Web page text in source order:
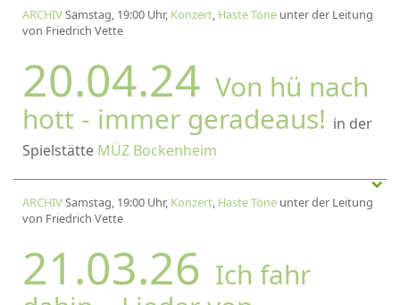
ARCHIVSamstag, 19:00 Uhr, Konzert, Haste Töne unter der Leitung
von Friedrich Vette
20.04.24 Von hü nach
hott - immer geradeaus! in der
Spielstätte MÜZ Bockenheim
ARCHIVSamstag, 19:00 Uhr, Konzert, Haste Töne unter der Leitung
von Friedrich Vette
21.03.26 Ich fahr